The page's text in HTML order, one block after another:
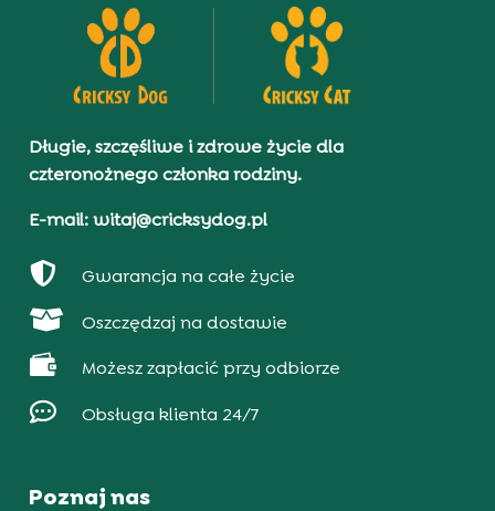
Długie, szczęśliwe i zdrowe życie dla
czteronożnego członka rodziny.
E-mail: witaj@cricksydog.pl
 Gwarancja na całe życie
 Oszczędzaj na dostawie
 Możesz zapłacić przy odbiorze
 Obsługa klienta 24/7
Poznaj nas